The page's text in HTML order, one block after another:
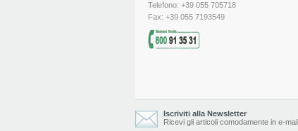
Telefono: +39 055 705718
Fax: +39 055 7193549
Iscriviti alla Newsletter
Ricevi gli articoli comodamente in e-mail